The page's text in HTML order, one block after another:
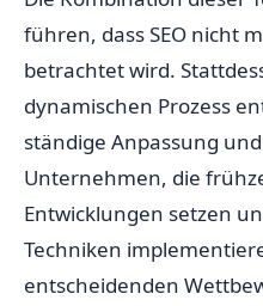
führen, dass SEO nicht
betrachtet wird.
dynamischen Prozess
ständige Anpassung
Unternehmen, die
Entwicklungen setzen
Techniken
entscheidenden